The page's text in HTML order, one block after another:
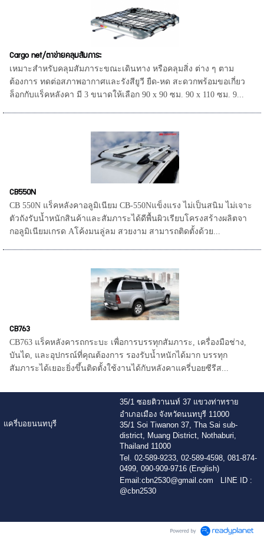
Cargo net/ตาข่ายคลุมสัมภาระ
เหมาะสำหรับคลุมสัมภาระขณะเดินทาง หรือคลุมสิ่ง ต่าง ๆ ตาม
ต้องการ ทดต่อสภาพอากาศและรังสียูวี ยืด-หด สะดวกพร้อมขอเกี่ยว
ล็อกกับแร็คหลังคา มี 3 ขนาดให้เลือก 90 x 90 ซม. 90 x 110 ซม. 9...
CB550N
CB 550N แร็คหลังคาอลูมิเนียม CB-550Nแข็งแรง ไม่เป็นสนิม ไม่เจาะ
ตัวถังรับน้ำหนักสินค้าและสัมภาระได้ดีพื้นผิวเรียบโครงสร้างผลิตจา
กอลูมิเนียมเกรด Aโค้งมนลู่ลม สวยงาม สามารถติดตั้งด้วย...
CB763
CB763 แร็คหลังคารถกระบะ เพื่อการบรรทุกสัมภาระ, เครื่องมือช่าง,
บันได, และอุปกรณ์ที่คุณต้องการ รองรับน้ำหนักได้มาก บรรทุก
สัมภาระได้เยอะยิ่งขึ้นติดตั้งใช้งานได้กับหลังคาแครี่บอยซีรีส...
แครี่บอยนนทบุรี
35/1 ซอยติวานนท์ 37 แขวงท่าทราย
อำเภอเมือง จังหวัดนนทบุรี 11000
35/1 Soi Tiwanon 37, Tha Sai sub-
district, Muang District, Nothaburi,
Thailand 11000
Tel. 02-589-9233, 02-589-4598, 081-874-
0499, 090-909-9716 (English)
Email:cbn2530@gmail.com LINE ID :
@cbn2530